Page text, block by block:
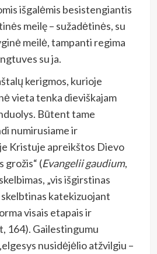
išgalėmis besistengiantis
meilę – sužadėtinės, su
meilė, tampanti regima
su ja.
kerigmos, kurioje
vieta tenka dieviškajam
Būtent tame
numirusiame ir
Kristuje apreikštos Dievo
grožis“ (Evangelii gaudium,
„vis išgirstinas
katekizuojant
visais etapais ir
164). Gailestingumu
nusidėjėlio atžvilgiu –